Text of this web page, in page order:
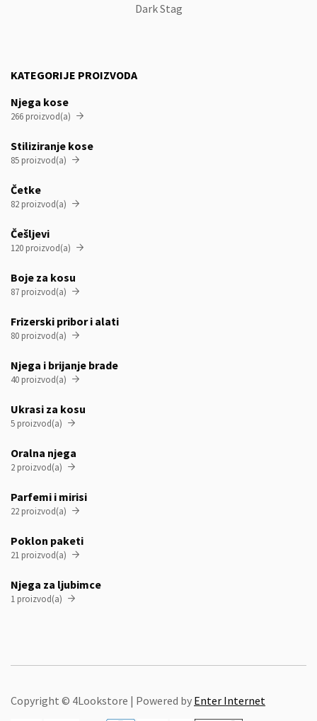
Dark Stag
KATEGORIJE PROIZVODA
Njega kose
266 proizvod(a) 
Stiliziranje kose
85 proizvod(a) 
Četke
82 proizvod(a) 
Češljevi
120 proizvod(a) 
Boje za kosu
87 proizvod(a) 
Frizerski pribor i alati
80 proizvod(a) 
Njega i brijanje brade
40 proizvod(a) 
Ukrasi za kosu
5 proizvod(a) 
Oralna njega
2 proizvod(a) 
Parfemi i mirisi
22 proizvod(a) 
Poklon paketi
21 proizvod(a) 
Njega za ljubimce
1 proizvod(a) 
Copyright © 4Lookstore | Powered by Enter Internet